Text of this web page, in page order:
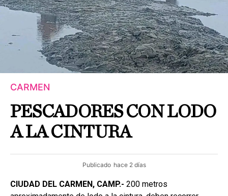
CARMEN
PESCADORES CON LODO
A LA CINTURA
Publicado hace 2 días
CIUDAD DEL CARMEN, CAMP.- 200 metros